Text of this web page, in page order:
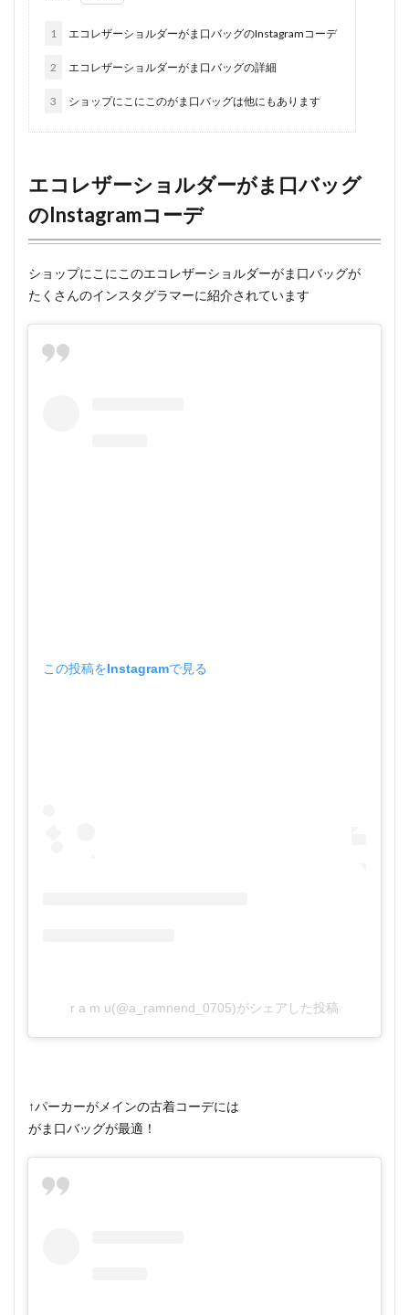
1 エコレザーショルダーがま口バッグのInstagramコーデ
2 エコレザーショルダーがま口バッグの詳細
3 ショップにこにこのがま口バッグは他にもあります
エコレザーショルダーがま口バッグ
のInstagramコーデ
ショップにこにこのエコレザーショルダーがま口バッグが
たくさんのインスタグラマーに紹介されています
この投稿をInstagramで見る
r a m u(@a_ramnend_0705)がシェアした投稿
↑パーカーがメインの古着コーデには
がま口バッグが最適！